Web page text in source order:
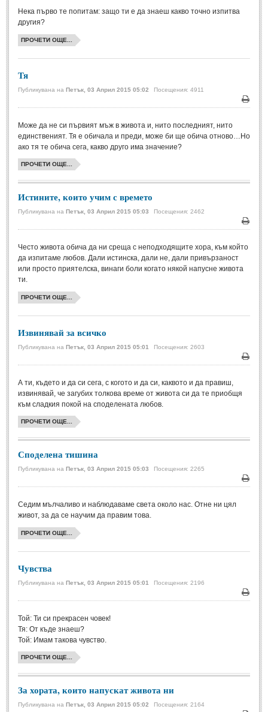
Истории (10)
Автори на Разкази
Автори на Басни
Автори на приказки
Приказки на народите
МИТОВЕ И ЛЕГЕНДИ
(45)
Гърция (1)
Италия
Персия
Япония
Рожден ден
Имен ден
Осми март
Баба Марта (4)
Свети Валентин
(6)
Сватбa
SMS-И
SMS-И
Любовни SMS-и (38)
Забавни SMS-и
SMS-и за приятели
МЪДРОСТИ
МЪДРОСТИ - КАТЕГОРИИ
Нека първо те попитам: защо ти е да знаеш какво точно изпитва
другия?
ПРОЧЕТИ ОЩЕ...
Тя
Публикувана на Петък, 03 Април 2015 05:02 Посещения: 4911
Печат
Може да не си първият мъж в живота и, нито последният, нито
единственият. Тя е обичала и преди, може би ще обича отново…Но
ако тя те обича сега, какво друго има значение?
ПРОЧЕТИ ОЩЕ...
Истините, които учим с времето
Публикувана на Петък, 03 Април 2015 05:03 Посещения: 2462
Печат
Често живота обича да ни среща с неподходящите хора, към който
да изпитаме любов. Дали истинска, дали не, дали привързаност
или просто приятелска, винаги боли когато някой напусне живота
ти.
ПРОЧЕТИ ОЩЕ...
Извинявай за всичко
Публикувана на Петък, 03 Април 2015 05:01 Посещения: 2603
Печат
А ти, където и да си сега, с когото и да си, каквото и да правиш,
извинявай, че загубих толкова време от живота си да те приобщя
към сладкия покой на споделената любов.
ПРОЧЕТИ ОЩЕ...
Споделена тишина
Публикувана на Петък, 03 Април 2015 05:03 Посещения: 2265
Печат
Седим мълчаливо и наблюдаваме света около нас. Отне ни цял
живот, за да се научим да правим това.
ПРОЧЕТИ ОЩЕ...
Чувства
Публикувана на Петък, 03 Април 2015 05:01 Посещения: 2196
Печат
Той: Ти си прекрасен човек!
Тя: От къде знаеш?
Той: Имам такова чувство.
ПРОЧЕТИ ОЩЕ...
За хората, които напускат живота ни
Публикувана на Петък, 03 Април 2015 05:02 Посещения: 2164